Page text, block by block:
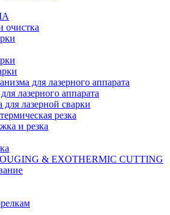
очистка
для лазерного аппарата
лазерного аппарата
лазерной сварки
резка
и резка
& EXOTHERMIC CUTTING